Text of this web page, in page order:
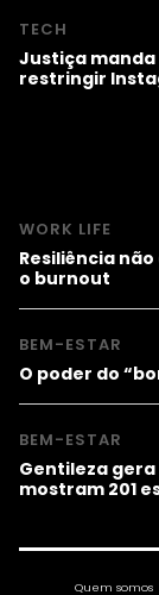
TECH
Justiça manda
restringir
WORK LIFE
Resiliência
o burnout
BEM-ESTAR
O poder do
BEM-ESTAR
Gentileza
mostram 201
Quem somos